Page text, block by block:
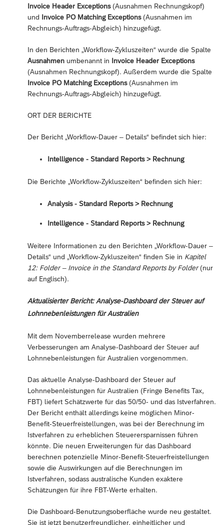
Invoice Header Exceptions(Ausnahmen Rechnungskopf)
und Invoice PO Matching Exceptions(Ausnahmen im
Rechnungs-Auftrags-Abgleich) hinzugefügt.
In den Berichten „Workflow-Zykluszeiten“ wurde die Spalte
Ausnahmen umbenannt in Invoice Header Exceptions
(Ausnahmen Rechnungskopf). Außerdem wurde die Spalte
Invoice PO Matching Exceptions(Ausnahmen im
Rechnungs-Auftrags-Abgleich) hinzugefügt.
ORT DER BERICHTE
Der Bericht „Workflow-Dauer – Details“ befindet sich hier:
Intelligence - Standard Reports ‎> Rechnung
Die Berichte „Workflow-Zykluszeiten“ befinden sich hier:
Analysis - Standard Reports ‎> Rechnung
Intelligence - Standard Reports ‎> Rechnung
Weitere Informationen zu den Berichten „Workflow-Dauer –
Details“ und „Workflow-Zykluszeiten“ finden Sie in Kapitel
12: Folder – Invoice in the Standard Reports by Folder(nur
auf Englisch).
Aktualisierter Bericht: Analyse-Dashboard der Steuer auf
Lohnnebenleistungen für Australien
Mit dem Novemberrelease wurden mehrere
Verbesserungen am Analyse-Dashboard der Steuer auf
Lohnnebenleistungen für Australien vorgenommen.
Das aktuelle Analyse-Dashboard der Steuer auf
Lohnnebenleistungen für Australien (Fringe Benefits Tax,
FBT) liefert Schätzwerte für das 50/50- und das Istverfahren.
Der Bericht enthält allerdings keine möglichen Minor-
Benefit-Steuerfreistellungen, was bei der Berechnung im
Istverfahren zu erheblichen Steuerersparnissen führen
könnte. Die neuen Erweiterungen für das Dashboard
berechnen potenzielle Minor-Benefit-Steuerfreistellungen
sowie die Auswirkungen auf die Berechnungen im
Istverfahren, sodass australische Kunden exaktere
Schätzungen für ihre FBT-Werte erhalten.
Die Dashboard-Benutzungsoberfläche wurde neu gestaltet.
Sie ist jetzt benutzerfreundlicher, einheitlicher und